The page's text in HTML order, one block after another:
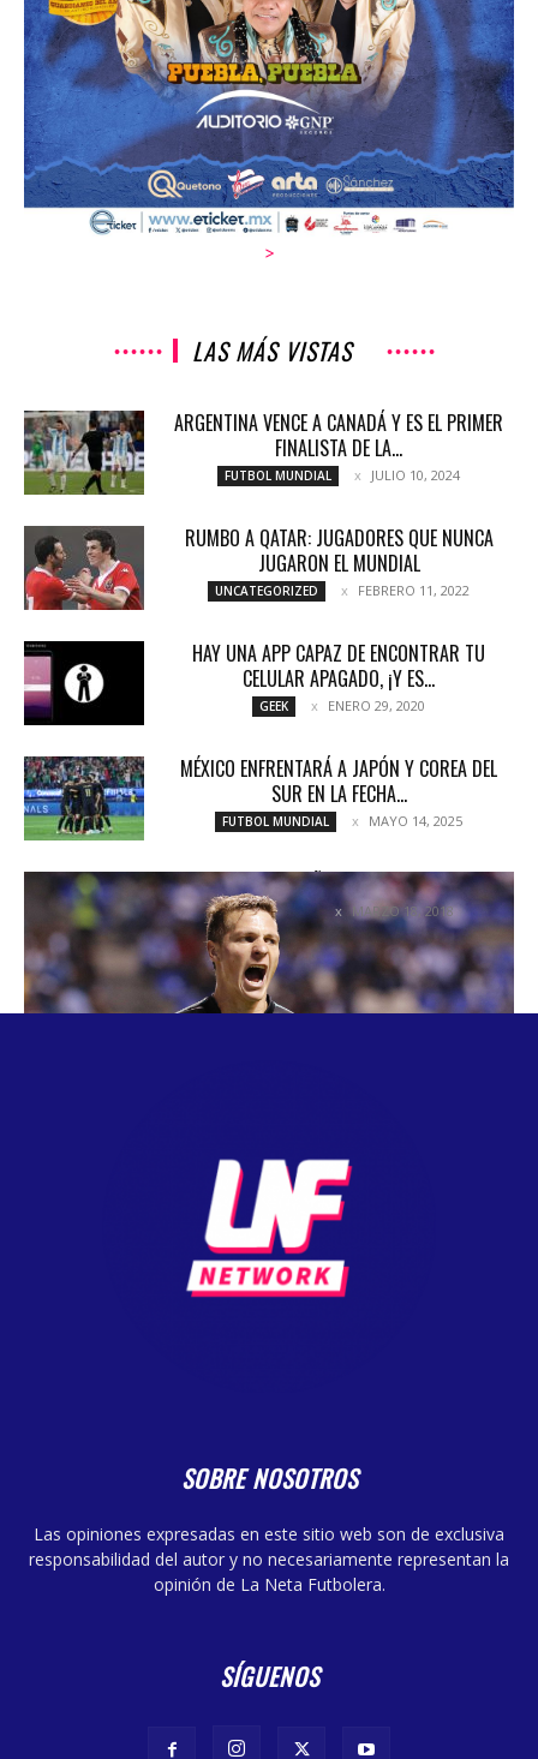
>
LAS MÁS VISTAS
ARGENTINA VENCE A CANADÁ Y ES EL PRIMER
FINALISTA DE LA...
FUTBOL MUNDIAL JULIO 10, 2024
RUMBO A QATAR: JUGADORES QUE NUNCA
JUGARON EL MUNDIAL
UNCATEGORIZED FEBRERO 11, 2022
HAY UNA APP CAPAZ DE ENCONTRAR TU
CELULAR APAGADO, ¡Y ES...
GEEK ENERO 29, 2020
MÉXICO ENFRENTARÁ A JAPÓN Y COREA DEL
SUR EN LA FECHA...
FUTBOL MUNDIAL MAYO 14, 2025
SANTOS SUEÑA CON LA CORONA
COLUMNETAS MARZO 18, 2018
SOBRE NOSOTROS
Las opiniones expresadas en este sitio web son de exclusiva
responsabilidad del autor y no necesariamente representan la
opinión de La Neta Futbolera.
SÍGUENOS